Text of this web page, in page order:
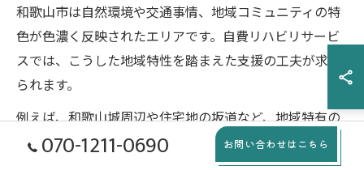
和歌山市は自然環境や交通事情、地域コミュニティの特
色が色濃く反映されたエリアです。自費リハビリサービ
スでは、こうした地域特性を踏まえた支援の工夫が求め
られます。
例えば、和歌山城周辺や住宅地の坂道など、地域特有の
地形を考慮した歩行訓練や体力づくりが挙げられます。
070-1211-0690 お問い合わせはこちら